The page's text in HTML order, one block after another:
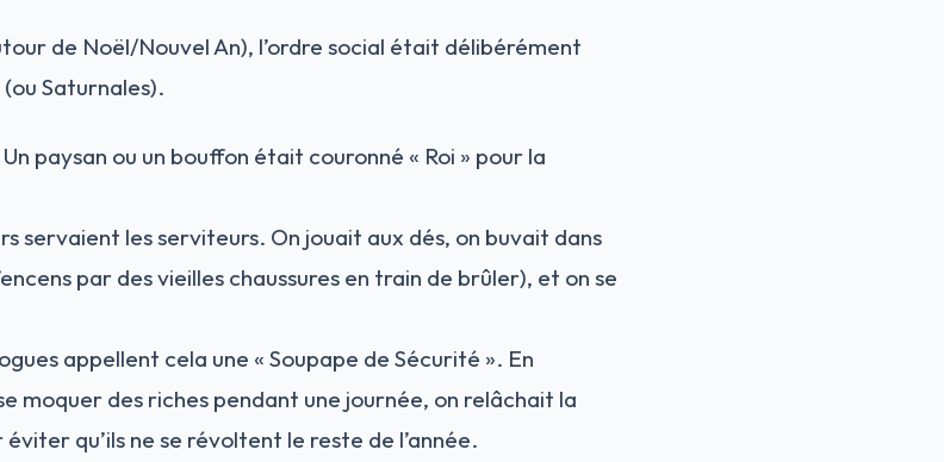
de Noël/Nouvel An), l’ordre social était délibérément
(ou Saturnales).
Un paysan ou un bouffon était couronné « Roi » pour la
servaient les serviteurs. On jouait aux dés, on buvait dans
par des vieilles chaussures en train de brûler), et on se
appellent cela une « Soupape de Sécurité ». En
moquer des riches pendant une journée, on relâchait la
éviter qu’ils ne se révoltent le reste de l’année.